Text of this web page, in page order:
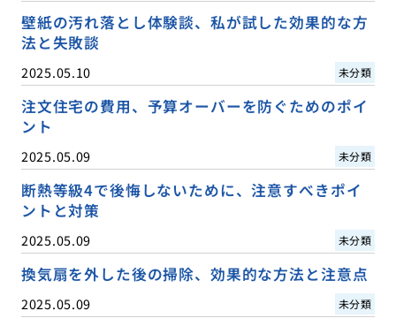
壁紙の汚れ落とし体験談、私が試した効果的な方
法と失敗談
2025.05.10 未分類
注文住宅の費用、予算オーバーを防ぐためのポイ
ント
2025.05.09 未分類
断熱等級4で後悔しないために、注意すべきポイ
ントと対策
2025.05.09 未分類
換気扇を外した後の掃除、効果的な方法と注意点
2025.05.09 未分類